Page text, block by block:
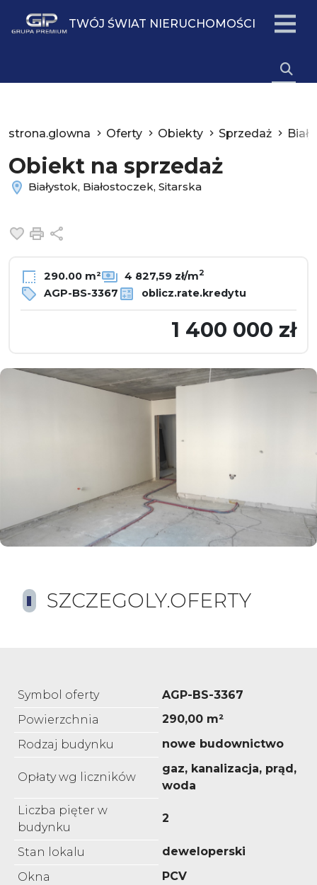
TWÓJ ŚWIAT NIERUCHOMOŚCI
strona.glowna Oferty Obiekty Sprzedaż
Obiekt na sprzedaż
Białystok, Białostoczek, Sitarska
Dodaj do ulubionych
Drukuj
290.00 m² 4 827,59 zł/m2
AGP-BS-3367 oblicz.rate.kredytu
1 400 000 zł
SZCZEGOLY.OFERTY
Symbol oferty
AGP-BS-3367
Powierzchnia
290,00 m²
Rodzaj budynku
nowe budownictwo
Opłaty wg liczników
gaz, kanalizacja, prąd,
woda
Liczba pięter w
budynku
2
Stan lokalu
deweloperski
Okna
PCV